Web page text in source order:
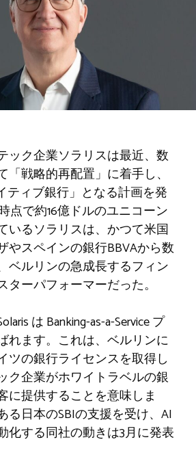
ック企業ソラリスは最近、数
戦略的再配置」に着手し、
ティブ銀行」となる計画を発
点で約16億ドルのユニコーン
いるソラリスは、かつて米国
やスペインの銀行BBVAから数
ベルリンの急成長するフィン
ターパフォーマーだった。
は Banking-as-a-Service プ
れます。これは、ベルリンに
ツの銀行ライセンスを取得し
ク企業がホワイトラベルの銀
に提供することを意味しま
る日本のSBIの支援を受け、AI
化する同社の動きは3月に発表